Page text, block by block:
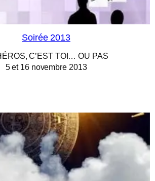
Soirée 2013
C’EST TOI… OU PAS
5 et 16 novembre 2013